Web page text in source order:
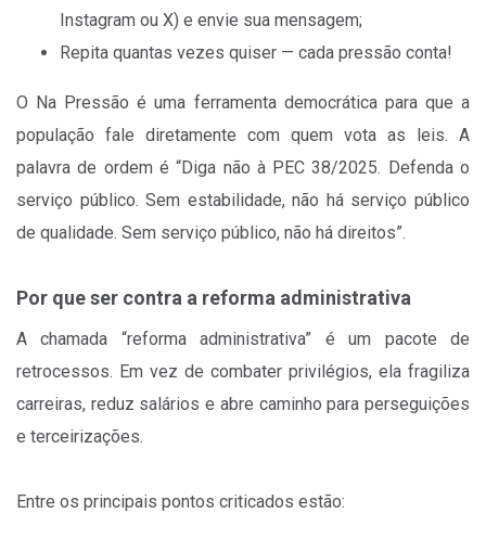
Instagram ou X) e envie sua mensagem;
Repita quantas vezes quiser — cada pressão conta!
O Na Pressão é uma ferramenta democrática para que a
população fale diretamente com quem vota as leis. A
palavra de ordem é “Diga não à PEC 38/2025. Defenda o
serviço público. Sem estabilidade, não há serviço público
de qualidade. Sem serviço público, não há direitos”.
Por que ser contra a reforma administrativa
A chamada “reforma administrativa” é um pacote de
retrocessos. Em vez de combater privilégios, ela fragiliza
carreiras, reduz salários e abre caminho para perseguições
e terceirizações.
Entre os principais pontos criticados estão: